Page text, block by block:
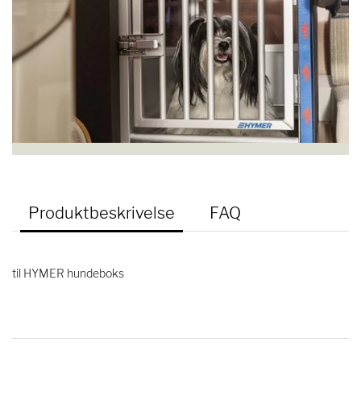
Produktbeskrivelse FAQ
til HYMER hundeboks